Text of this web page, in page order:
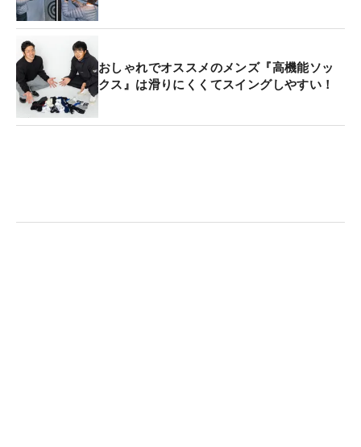
おしゃれでオススメのメンズ『高機能ソッ
クス』は滑りにくくてスイングしやすい！